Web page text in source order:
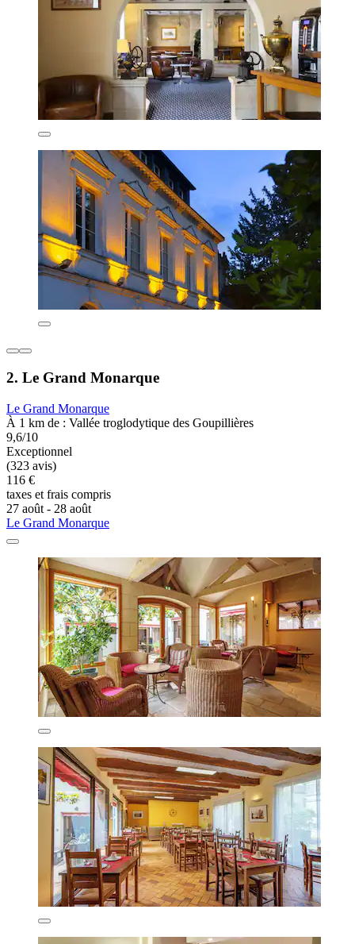
2. Le Grand Monarque
Le Grand Monarque
À 1 km de : Vallée troglodytique des Goupillières
9,6/10
Exceptionnel
(323 avis)
116 €
taxes et frais compris
27 août - 28 août
Le Grand Monarque